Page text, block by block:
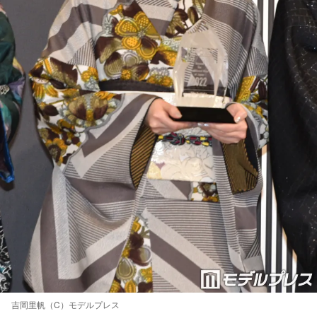
吉岡里帆（C）モデルプレス